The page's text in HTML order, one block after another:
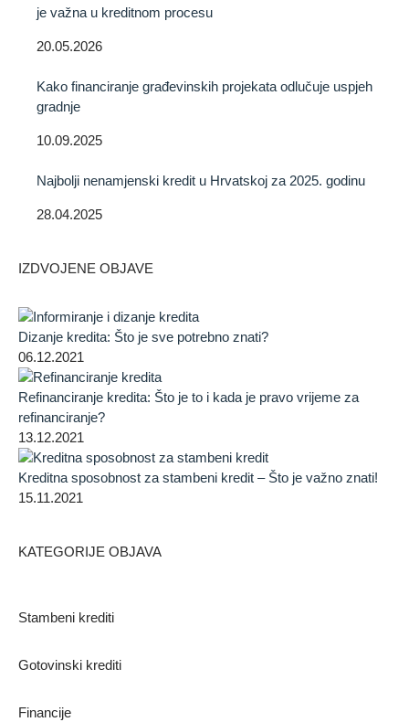
je važna u kreditnom procesu
20.05.2026
Kako financiranje građevinskih projekata odlučuje uspjeh
gradnje
10.09.2025
Najbolji nenamjenski kredit u Hrvatskoj za 2025. godinu
28.04.2025
IZDVOJENE OBJAVE
Dizanje kredita: Što je sve potrebno znati?
06.12.2021
Refinanciranje kredita: Što je to i kada je pravo vrijeme za
refinanciranje?
13.12.2021
Kreditna sposobnost za stambeni kredit – Što je važno znati!
15.11.2021
KATEGORIJE OBJAVA
Stambeni krediti
Gotovinski krediti
Financije